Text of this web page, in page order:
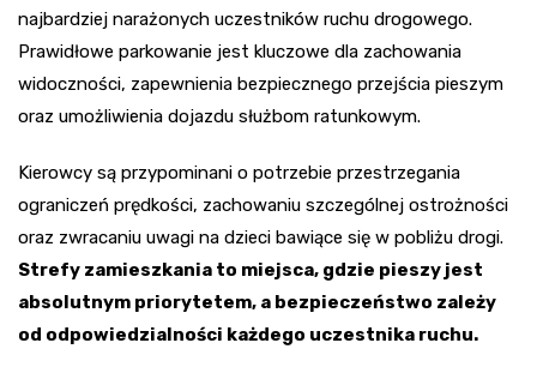
najbardziej narażonych uczestników ruchu drogowego.
Prawidłowe parkowanie jest kluczowe dla zachowania
widoczności, zapewnienia bezpiecznego przejścia pieszym
oraz umożliwienia dojazdu służbom ratunkowym.
Kierowcy są przypominani o potrzebie przestrzegania
ograniczeń prędkości, zachowaniu szczególnej ostrożności
oraz zwracaniu uwagi na dzieci bawiące się w pobliżu drogi.
Strefy zamieszkania to miejsca, gdzie pieszy jest
absolutnym priorytetem, a bezpieczeństwo zależy
od odpowiedzialności każdego uczestnika ruchu.